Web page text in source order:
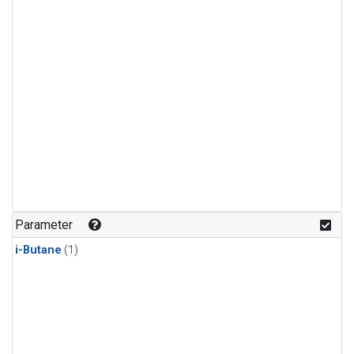
Parameter
i-Butane (1)